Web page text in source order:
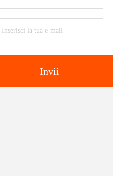
Invii